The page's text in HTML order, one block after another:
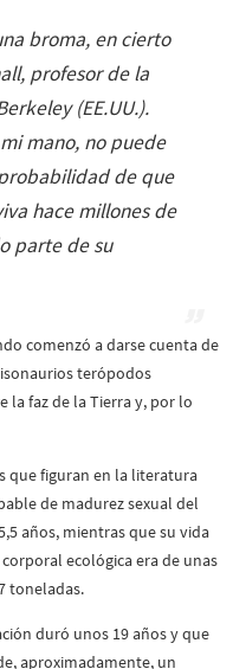
broma, en cierto
profesor de la
(EE.UU.).
mano, no puede
de que
hace millones de
parte de su
comenzó a darse cuenta de
terópodos
la faz de la Tierra y, por lo
que figuran en la literatura
de madurez sexual del
años, mientras que su vida
ecológica era de unas
toneladas.
duró unos 19 años y que
aproximadamente, un